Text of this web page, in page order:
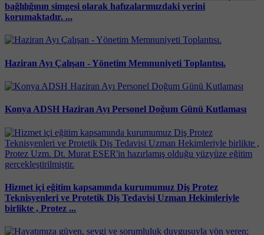
bağlılığının simgesi olarak hafızalarımızdaki yerini
korumaktadır. ...
Haziran Ayı Çalışan - Yönetim Memnuniyeti Toplantısı.
Konya ADSH Haziran Ayı Personel Doğum Günü Kutlaması
Hizmet içi eğitim kapsamında kurumumuz Diş Protez
Teknisyenleri ve Protetik Diş Tedavisi Uzman Hekimleriyle
birlikte , Protez ...